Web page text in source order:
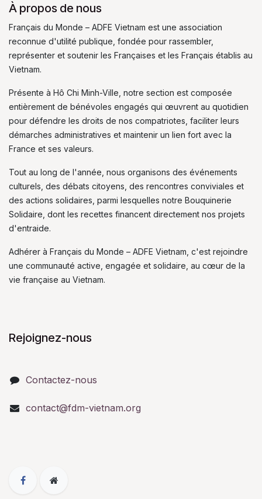
À propos de nous
Français du Monde – ADFE Vietnam est une association
reconnue d'utilité publique, fondée pour rassembler,
représenter et soutenir les Françaises et les Français établis au
Vietnam.
Présente à Hô Chi Minh-Ville, notre section est composée
entièrement de bénévoles engagés qui œuvrent au quotidien
pour défendre les droits de nos compatriotes, faciliter leurs
démarches administratives et maintenir un lien fort avec la
France et ses valeurs.
Tout au long de l'année, nous organisons des événements
culturels, des débats citoyens, des rencontres conviviales et
des actions solidaires, parmi lesquelles notre Bouquinerie
Solidaire, dont les recettes financent directement nos projets
d'entraide.
Adhérer à Français du Monde – ADFE Vietnam, c'est rejoindre
une communauté active, engagée et solidaire, au cœur de la
vie française au Vietnam.
Rejoignez-nous
Contactez-nous
contact@fdm-vietnam.org